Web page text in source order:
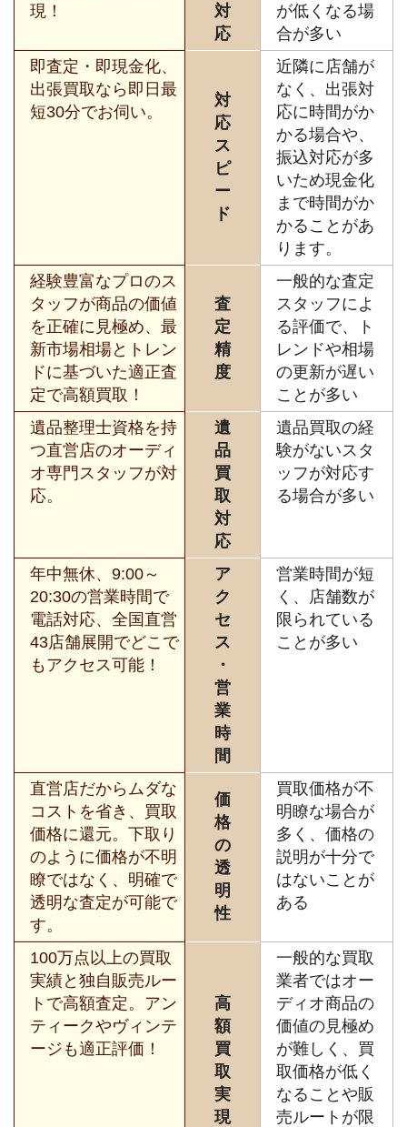
現！
対
応
が低くなる場
合が多い
即査定・即現金化、
出張買取なら即日最
短30分でお伺い。
対
応
ス
ピ
ー
ド
近隣に店舗が
なく、出張対
応に時間がか
かる場合や、
振込対応が多
いため現金化
まで時間がか
かることがあ
ります。
経験豊富なプロのス
タッフが商品の価値
を正確に見極め、最
新市場相場とトレン
ドに基づいた適正査
定で高額買取！
査
定
精
度
一般的な査定
スタッフによ
る評価で、ト
レンドや相場
の更新が遅い
ことが多い
遺品整理士資格を持
つ直営店のオーディ
オ専門スタッフが対
応。
遺
品
買
取
対
応
遺品買取の経
験がないスタ
ッフが対応す
る場合が多い
年中無休、9:00～
20:30の営業時間で
電話対応、全国直営
43店舗展開でどこで
もアクセス可能！
ア
ク
セ
ス
・
営
業
時
間
営業時間が短
く、店舗数が
限られている
ことが多い
直営店だからムダな
コストを省き、買取
価格に還元。下取り
のように価格が不明
瞭ではなく、明確で
透明な査定が可能で
す。
価
格
の
透
明
性
買取価格が不
明瞭な場合が
多く、価格の
説明が十分で
はないことが
ある
100万点以上の買取
実績と独自販売ルー
トで高額査定。アン
ティークやヴィンテ
ージも適正評価！
高
額
買
取
実
現
一般的な買取
業者ではオー
ディオ商品の
価値の見極め
が難しく、買
取価格が低く
なることや販
売ルートが限